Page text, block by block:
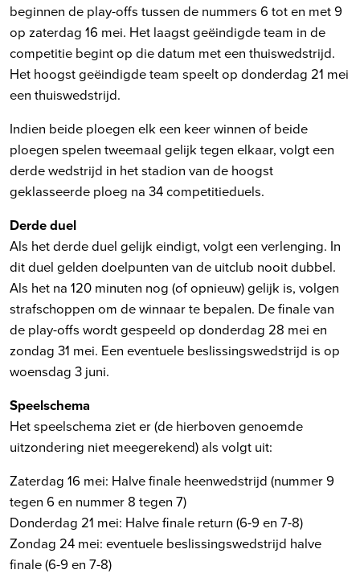
beginnen de play-offs tussen de nummers 6 tot en met 9
op zaterdag 16 mei. Het laagst geëindigde team in de
competitie begint op die datum met een thuiswedstrijd.
Het hoogst geëindigde team speelt op donderdag 21 mei
een thuiswedstrijd.
Indien beide ploegen elk een keer winnen of beide
ploegen spelen tweemaal gelijk tegen elkaar, volgt een
derde wedstrijd in het stadion van de hoogst
geklasseerde ploeg na 34 competitieduels.
Derde duel
Als het derde duel gelijk eindigt, volgt een verlenging. In
dit duel gelden doelpunten van de uitclub nooit dubbel.
Als het na 120 minuten nog (of opnieuw) gelijk is, volgen
strafschoppen om de winnaar te bepalen. De finale van
de play-offs wordt gespeeld op donderdag 28 mei en
zondag 31 mei. Een eventuele beslissingswedstrijd is op
woensdag 3 juni.
Speelschema
Het speelschema ziet er (de hierboven genoemde
uitzondering niet meegerekend) als volgt uit:
Zaterdag 16 mei: Halve finale heenwedstrijd (nummer 9
tegen 6 en nummer 8 tegen 7)
Donderdag 21 mei: Halve finale return (6-9 en 7-8)
Zondag 24 mei: eventuele beslissingswedstrijd halve
finale (6-9 en 7-8)